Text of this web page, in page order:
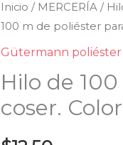
Inicio / MERCERÍA /
100 m de poliéster
Gütermann poliéster
Hilo de
coser.
Hilo
de
100
de
poliéster